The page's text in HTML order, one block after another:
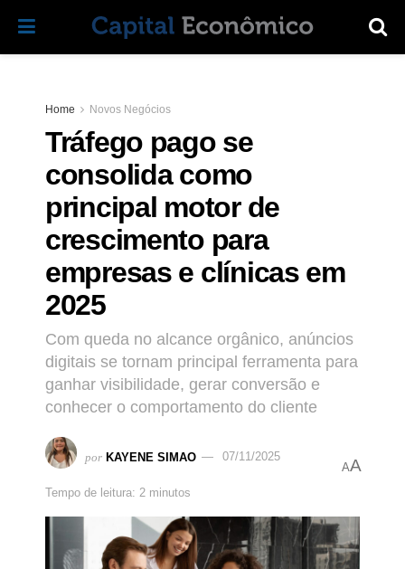
Home Novos Negócios
Tráfego pago se
consolida como
principal motor de
crescimento para
empresas e clínicas em
2025
Com queda no alcance orgânico, anúncios
digitais se tornam principal ferramenta para
ganhar visibilidade, gerar conversão e
conhecer o comportamento do cliente
por KAYENE SIMAO 07/11/2025
Tempo de leitura: 2 minutos
AA